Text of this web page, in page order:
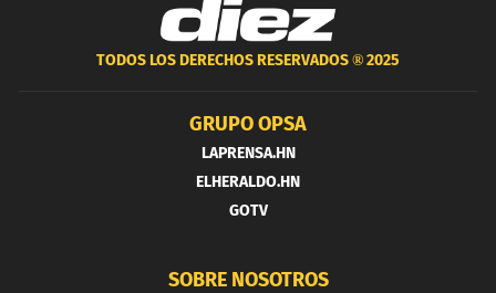
TODOS LOS DERECHOS RESERVADOS ®2025
GRUPO OPSA
LAPRENSA.HN
ELHERALDO.HN
GOTV
SOBRE NOSOTROS